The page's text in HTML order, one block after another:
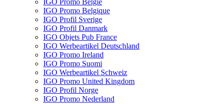
IGO Promo België
IGO Promo Belgique
IGO Profil Sverige
IGO Profil Danmark
IGO Objets Pub France
IGO Werbeartikel Deutschland
IGO Promo Ireland
IGO Promo Suomi
IGO Werbeartikel Schweiz
IGO Promo United Kingdom
IGO Profil Norge
IGO Promo Nederland